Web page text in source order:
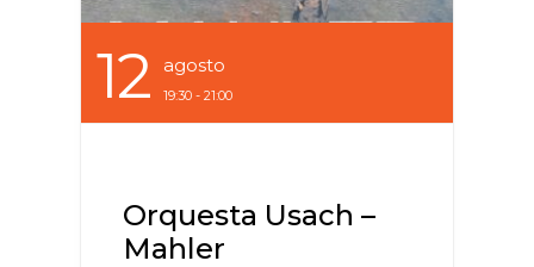
12 Agosto
19:30 - 21:00
Orquesta Usach –
Mahler